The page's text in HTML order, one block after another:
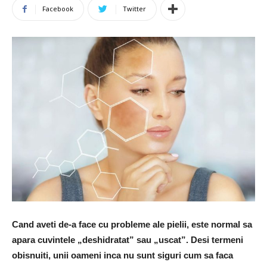
Facebook Twitter
Cand aveti de-a face cu probleme ale pielii, este normal sa
apara cuvintele „deshidratat” sau „uscat”. Desi termeni
obisnuiti, unii oameni inca nu sunt siguri cum sa faca